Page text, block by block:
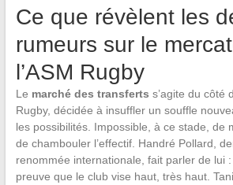
Ce que révèlent les
rumeurs sur le
l’ASM Rugby
Le marché des transferts s’agite du côté
Rugby, décidée à insuffler un souffle
les possibilités. Impossible, à ce stade, de
de chambouler l’effectif. Handré Pollard,
renommée internationale, fait parler de lui
preuve que le club vise haut, très haut.